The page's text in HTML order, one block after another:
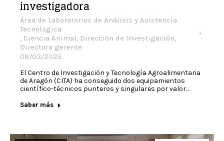
investigadora
Área de Laboratorios de Análisis y Asistencia
Tecnológica
, Ciencia Animal, Dirección de Investigación,
Directora gerente
08/03/2025
El Centro de Investigación y Tecnología Agroalimentaria
de Aragón (CITA) ha conseguido dos equipamientos
científico-técnicos punteros y singulares por valor…
Saber más